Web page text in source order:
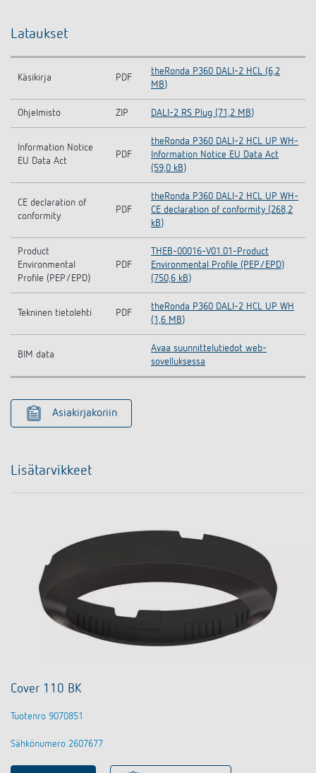
Lataukset
Käsikirja PDF
theRonda P360 DALI-2 HCL (6,2
MB)
Ohjelmisto ZIP DALI-2 RS Plug (71,2 MB)
Information Notice
EU Data Act
PDF
theRonda P360 DALI-2 HCL UP WH-
Information Notice EU Data Act
(59,0 kB)
CE declaration of
conformity
PDF
theRonda P360 DALI-2 HCL UP WH-
CE declaration of conformity (268,2
kB)
Product
Environmental
Profile (PEP/EPD)
PDF
THEB-00016-V01.01-Product
Environmental Profile (PEP/EPD)
(750,6 kB)
Tekninen tietolehti PDF
theRonda P360 DALI-2 HCL UP WH
(1,6 MB)
BIM data
Avaa suunnittelutiedot web-
sovelluksessa
Asiakirjakoriin
Lisätarvikkeet
Cover 110 BK
Tuotenro 9070851
Sähkönumero 2607677